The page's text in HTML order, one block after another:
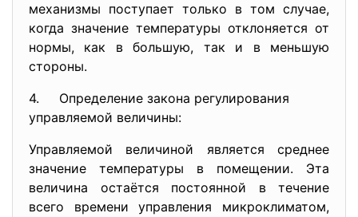
механизмы поступает только в том случае,
когда значение температуры отклоняется от
нормы, как в большую, так и в меньшую
стороны.
4. Определение закона регулирования
управляемой величины:
Управляемой величиной является среднее
значение температуры в помещении. Эта
величина остаётся постоянной в течение
всего времени управления микроклиматом,